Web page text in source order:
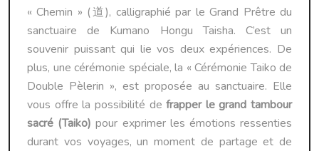
« Chemin » (道), calligraphié par le Grand Prêtre du
sanctuaire de Kumano Hongu Taisha. C’est un
souvenir puissant qui lie vos deux expériences. De
plus, une cérémonie spéciale, la « Cérémonie Taiko de
Double Pèlerin », est proposée au sanctuaire. Elle
vous offre la possibilité defrapper le grand tambour
sacré (Taiko) pour exprimer les émotions ressenties
durant vos voyages, un moment de partage et de